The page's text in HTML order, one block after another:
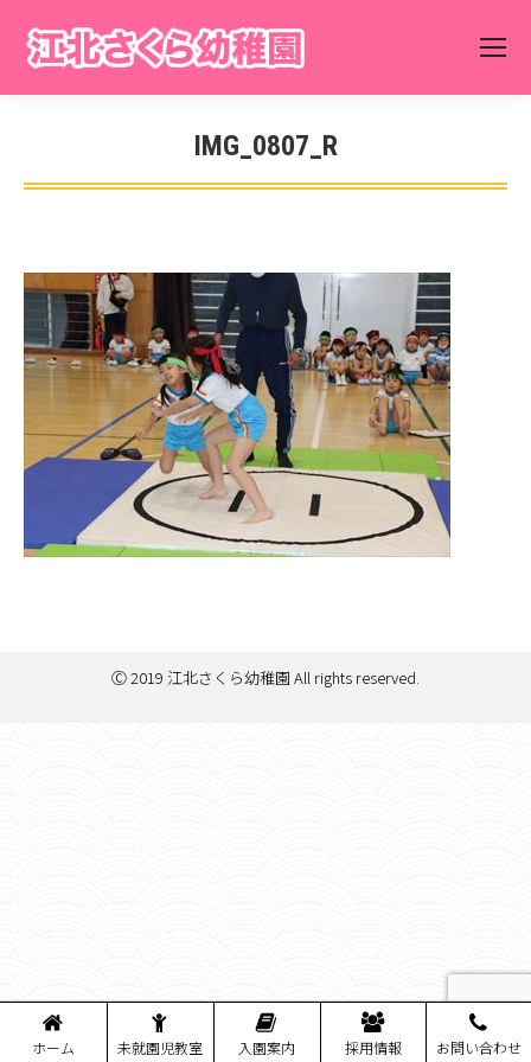
IMG_0807_R
You are here:
Ⓒ 2019 江北さくら幼稚園 All rights reserved.
ホーム 未就園児教室 入園案内 採用情報 お問い合わせ